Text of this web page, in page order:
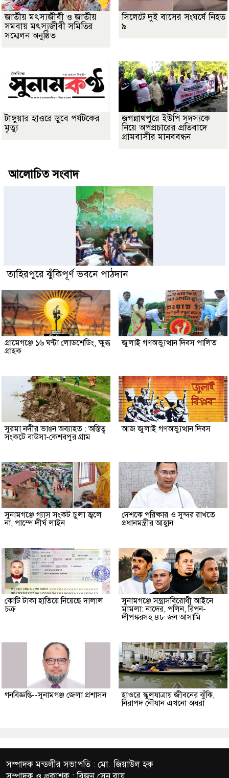
জাতীয় মৎস্যজীবী ও জাতীয়
সমবায় মৎস্যজীবী সমিতির
সম্মেলন অনুষ্ঠিত
সিলেটে দুই বাসের সংঘর্ষে নিহত
৯
টাঙ্গুয়ার হাওরে ডুবে পর্যটকের
মৃত্যু
জগন্নাথপুরে ইউপি সদস্যকে
নিয়ে অপপ্রচারের প্রতিবাদে
গ্রামবাসীর মানববন্ধন
আলোচিত সংবাদ
তাহিরপুরে ঝুঁকিপূর্ণ ভবনে পাঠদান
গ্রামেগঞ্জে ১৬ ঘণ্টা লোডশেডিং, ক্ষুব্ধ
গ্রাহক
জুলাই গণঅভ্যুত্থান দিবস পালিত
সুরমা নদীর ভাঙন অব্যাহত : অস্তিত্ব
সংকটে বাউসা-কেশবপুর গ্রাম
আজ জুলাই গণঅভ্যুত্থান দিবস
সুনামগঞ্জে গ্যাস সংকট চুলা জ্বলে
না, পাম্পে দীর্ঘ লাইন
দেশকে পরিষ্কার ও সুন্দর রাখতে
প্রধানমন্ত্রীর আহ্বান
কোটি টাকা হাতিয়ে নিয়েছে দালাল
চক্র
‎সুনামগঞ্জে সন্ত্রাসবিরোধী আইনে
মামলা: নাদের, পলিন, রিপন-
দীপঙ্করসহ ৪৮ জন আসামি
গনবিজ্ঞপ্তি--সুনামগঞ্জ জেলা প্রশাসন
হাওরে স্কুলযাত্রায় জীবনের ঝুঁকি,
নিরাপদ নৌযান এখনো অধরা
সম্পাদক মন্ডলীর সভাপতি : মো. জিয়াউল হক